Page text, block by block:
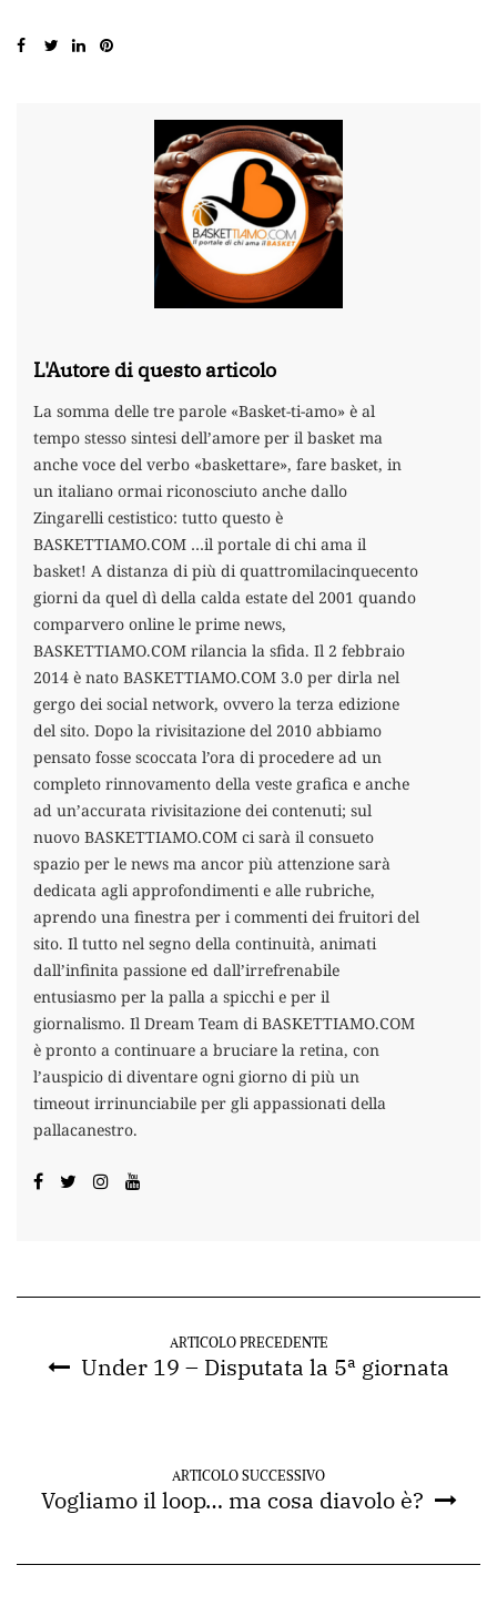
L'Autore di questo articolo
La somma delle tre parole «Basket-ti-amo» è al
tempo stesso sintesi dell’amore per il basket ma
anche voce del verbo «baskettare», fare basket, in
un italiano ormai riconosciuto anche dallo
Zingarelli cestistico: tutto questo è
BASKETTIAMO.COM …il portale di chi ama il
basket! A distanza di più di quattromilacinquecento
giorni da quel dì della calda estate del 2001 quando
comparvero online le prime news,
BASKETTIAMO.COM rilancia la sfida. Il 2 febbraio
2014 è nato BASKETTIAMO.COM 3.0 per dirla nel
gergo dei social network, ovvero la terza edizione
del sito. Dopo la rivisitazione del 2010 abbiamo
pensato fosse scoccata l’ora di procedere ad un
completo rinnovamento della veste grafica e anche
ad un’accurata rivisitazione dei contenuti; sul
nuovo BASKETTIAMO.COM ci sarà il consueto
spazio per le news ma ancor più attenzione sarà
dedicata agli approfondimenti e alle rubriche,
aprendo una finestra per i commenti dei fruitori del
sito. Il tutto nel segno della continuità, animati
dall’infinita passione ed dall’irrefrenabile
entusiasmo per la palla a spicchi e per il
giornalismo. Il Dream Team di BASKETTIAMO.COM
è pronto a continuare a bruciare la retina, con
l’auspicio di diventare ogni giorno di più un
timeout irrinunciabile per gli appassionati della
pallacanestro.
ARTICOLO PRECEDENTE
Under 19 – Disputata la 5ª giornata
ARTICOLO SUCCESSIVO
Vogliamo il loop… ma cosa diavolo è?